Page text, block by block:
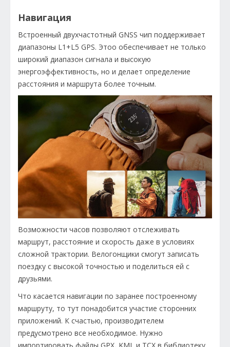
Навигация
Встроенный двухчастотный GNSS чип поддерживает
диапазоны L1+L5 GPS. Этоо обеспечивает не только
широкий диапазон сигнала и высокую
энергоэффективность, но и делает определение
расстояния и маршрута более точным.
Возможности часов позволяют отслеживать
маршрут, расстояние и скорость даже в условиях
сложной трактории. Велогонщики смогут записать
поездку с высокой точностью и поделиться ей с
друзьями.
Что касается навигации по заранее построенному
маршруту, то тут понадобится участие сторонних
приложений. К счастью, производителем
предусмотрено все необходимое. Нужно